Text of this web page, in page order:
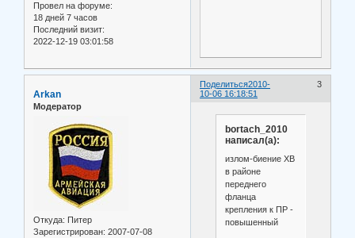
Провел на форуме:
18 дней 7 часов
Последний визит:
2022-12-19 03:01:58
Поделиться 3
2010-
10-06 16:18:51
Arkan
Модератор
Откуда: Питер
Зарегистрирован: 2007-07-08
bortach_2010
написал(а):
излом-биение ХВ
в районе
переднего
фланца
крепления к ПР -
повышенный